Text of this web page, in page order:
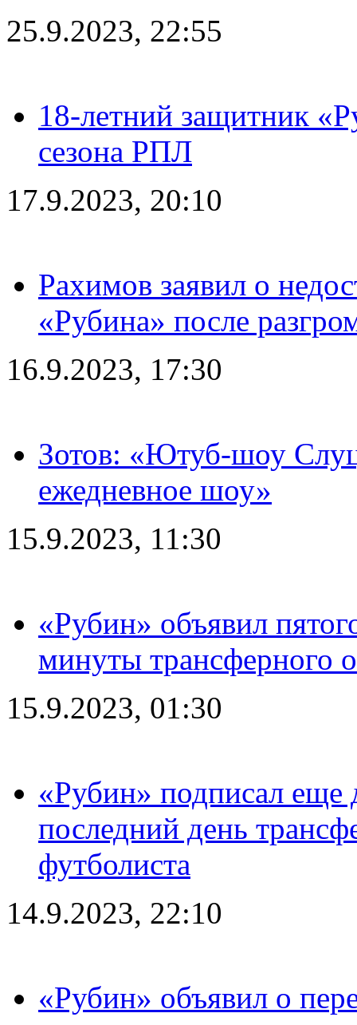
25.9.2023, 22:55
18-летний защитник
сезона РПЛ
17.9.2023, 20:10
Рахимов заявил о
«Рубина» после
16.9.2023, 17:30
Зотов: «Ютуб-шоу
ежедневное шоу»
15.9.2023, 11:30
«Рубин» объявил
минуты трансферного
15.9.2023, 01:30
«Рубин» подписал еще
последний день
футболиста
14.9.2023, 22:10
«Рубин» объявил о